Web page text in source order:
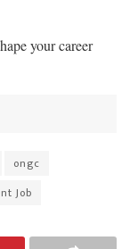
your career
ongc
Job